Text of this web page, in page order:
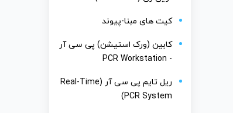
کیت های مبنا-پیوند
کابین (ورک استیشن) پی سی آر
- PCR Workstation
ریل تایم پی سی آر (Real-Time
PCR System)